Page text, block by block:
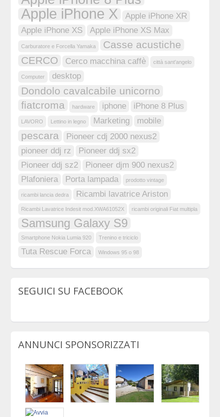
Apple iPhone X
Apple iPhone XR
Apple iPhone XS
Apple iPhone XS Max
Carburatore e Forcella Yamaka
Casse acustiche
CERCO
Cerco macchina caffè città sant'angelo
Computer desktop
Dondolo cavalcabile unicorno
fiatcroma
hardware iphone iPhone 8 Plus
LAVORO Lettino in legno Marketing mobile
pescara
Pioneer cdj 2000 nexus2
pioneer ddj rz
Pioneer ddj sx2
Pioneer ddj sz2
Pioneer djm 900 nexus2
Plafoniera
Porta lampada prodotto vintage
ricambi lancia dedra Ricambi lavatrice Ariston
Ricambi Lavatrice Indesit mod.XWA61052X ricambi originali Fiat multipla
Samsung Galaxy S9
Smartphone Nokia Lumia 920 Trenino e triciclo
Tuta Rescue Forca Windows 95 o 98
SEGUICI SU FACEBOOK
ANNUNCI SPONSORIZZATI